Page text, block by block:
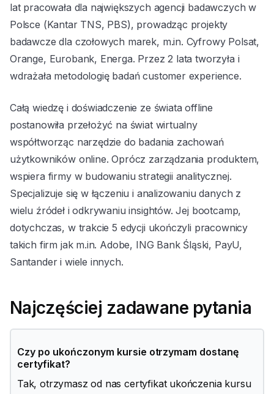
lat pracowała dla największych agencji badawczych w
Polsce (Kantar TNS, PBS), prowadząc projekty
badawcze dla czołowych marek, m.in. Cyfrowy Polsat,
Orange, Eurobank, Energa. Przez 2 lata tworzyła i
wdrażała metodologię badań customer experience.
Całą wiedzę i doświadczenie ze świata offline
postanowiła przełożyć na świat wirtualny
współtworząc narzędzie do badania zachowań
użytkowników online. Oprócz zarządzania produktem,
wspiera firmy w budowaniu strategii analitycznej.
Specjalizuje się w łączeniu i analizowaniu danych z
wielu źródeł i odkrywaniu insightów. Jej bootcamp,
dotychczas, w trakcie 5 edycji ukończyli pracownicy
takich firm jak m.in. Adobe, ING Bank Śląski, PayU,
Santander i wiele innych.
Najczęściej zadawane pytania
Czy po ukończonym kursie otrzymam dostanę
certyfikat?
Tak, otrzymasz od nas certyfikat ukończenia kursu